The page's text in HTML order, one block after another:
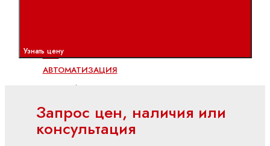
ctrlX
АВТОМАТИЗАЦИЯ
ctrlX
ctrlX
DRIVE
Узнать цену
Запрос цен, наличия или
консультация